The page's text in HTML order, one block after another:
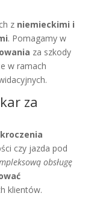
z niemieckimi i
. Pomagamy w
za szkody
w ramach
za
czy jazda pod
obsługę
klientów.